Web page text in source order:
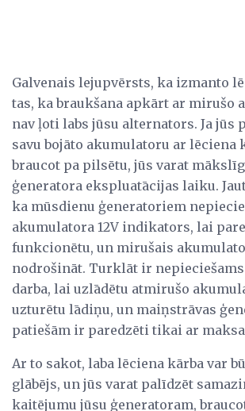
Galvenais lejupvērsts, ka izmanto
tas, ka braukšana apkārt ar mirušo
nav ļoti labs jūsu alternators. Ja
savu bojāto akumulatoru ar lēciena
braucot pa pilsētu, jūs varat
ģeneratora ekspluatācijas laiku.
ka mūsdienu ģeneratoriem
akumulatora 12V indikators, lai
funkcionētu, un mirušais
nodrošināt. Turklāt ir
darba, lai uzlādētu atmirušo
uzturētu lādiņu, un maiņstrāvas
patiešām ir paredzēti tikai ar
Ar to sakot, laba lēciena kārba var
glābējs, un jūs varat palīdzēt
kaitējumu jūsu ģeneratoram,